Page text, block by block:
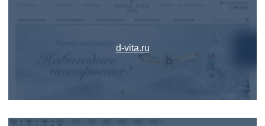
d-vita.ru